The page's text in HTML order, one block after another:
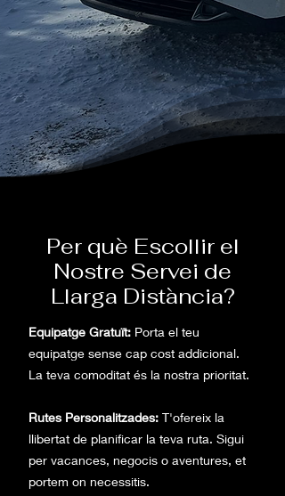
Per què Escollir el
Nostre Servei de
Llarga Distància?
Equipatge Gratuït: Porta el teu
equipatge sense cap cost addicional.
La teva comoditat és la nostra prioritat.
Rutes Personalitzades: T'ofereix la
llibertat de planificar la teva ruta. Sigui
per vacances, negocis o aventures, et
portem on necessitis.